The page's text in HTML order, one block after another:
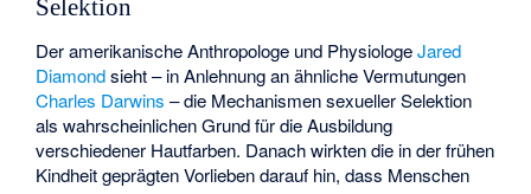
Selektion
Der amerikanische Anthropologe und PhysiologeJared
Diamondsieht – in Anlehnung an ähnliche Vermutungen
Charles Darwins – die Mechanismen sexueller Selektion
als wahrscheinlichen Grund für die Ausbildung
verschiedener Hautfarben. Danach wirkten die in der frühen
Kindheit geprägten Vorlieben darauf hin, dass Menschen